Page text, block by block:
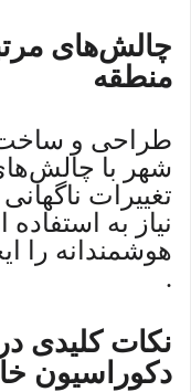
چالش‌های
منطقه
طراحی و ساخت
شهر با
تغییرات
نیاز به
هوشمندانه را
.
نکات کلیدی
دکوراسیون